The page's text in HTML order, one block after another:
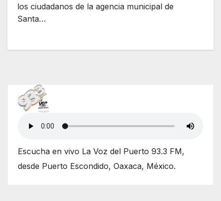
los ciudadanos de la agencia municipal de
Santa…
Escucha en vivo La Voz del Puerto 93.3 FM,
desde Puerto Escondido, Oaxaca, México.